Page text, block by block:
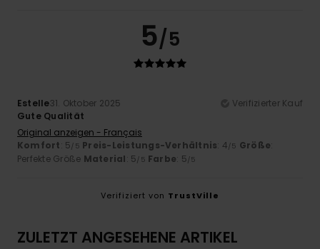
5/5
Estelle31. Oktober 2025
Verifizierter Kauf
Gute Qualität
Original anzeigen - Français
Komfort: 5/5 Preis-Leistungs-Verhältnis: 4/5 Größe:
Perfekte Größe Material: 5/5 Farbe: 5/5
Verifiziert von TrustVille
ZULETZT ANGESEHENE ARTIKEL